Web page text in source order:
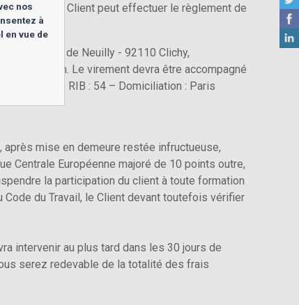
Le Client peut effectuer le règlement de
– 37-39 rue de Neuilly - 92110 Clichy,
Le virement devra être accompagné
– Clé RIB : 54 – Domiciliation : Paris
après mise en demeure restée infructueuse,
Centrale Européenne majoré de 10 points outre,
la participation du client à toute formation
du Travail, le Client devant toutefois vérifier
intervenir au plus tard dans les 30 jours de
serez redevable de la totalité des frais
nos
à
en vue de